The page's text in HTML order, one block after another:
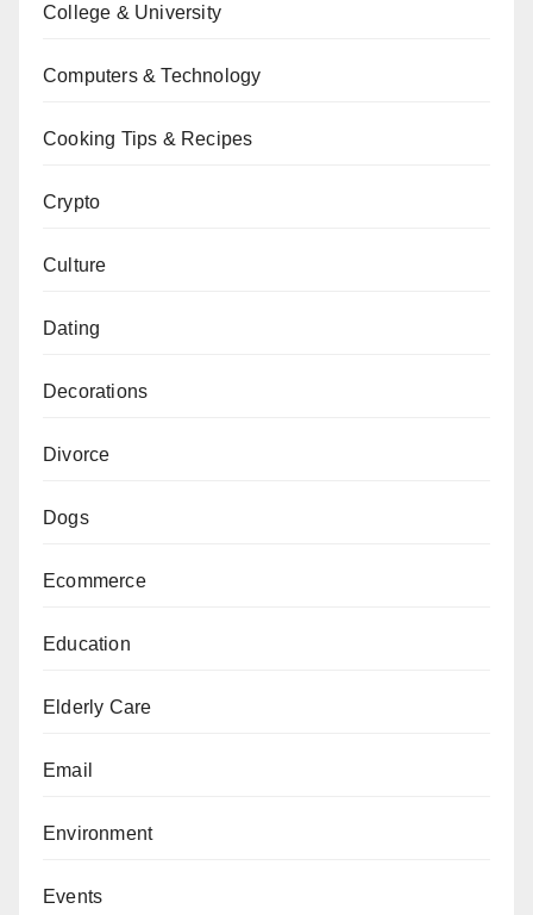
College & University
Computers & Technology
Cooking Tips & Recipes
Crypto
Culture
Dating
Decorations
Divorce
Dogs
Ecommerce
Education
Elderly Care
Email
Environment
Events